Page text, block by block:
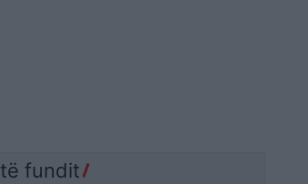
të fundit